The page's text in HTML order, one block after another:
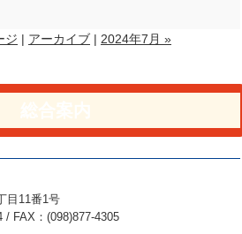
ジ | アーカイブ | 2024年7月 »
目11番1号
/ FAX：(098)877-4305